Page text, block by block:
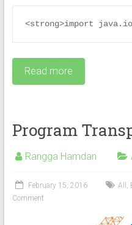
<strong>import
Read more
Program
Rangga Hamdan
February 15, 2016 All ,
Comment